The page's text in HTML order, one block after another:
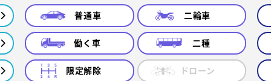
普通車 二輪車
働く車 二種
限定解除 ドローン